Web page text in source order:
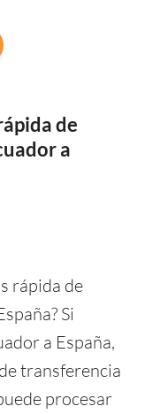
de
a
rápida de
Si
a España,
transferencia
procesar